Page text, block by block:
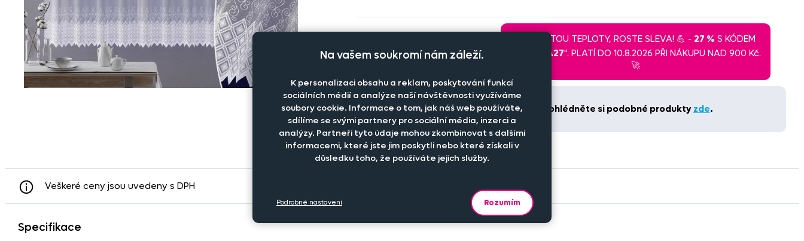
nákupunad 1 700 Kč
🌡️🌞 ROSTOU TEPLOTY, ROSTE SLEVA! 💪 -27 % S KÓDEM
27SLEVA27". PLATÍ DO 10.8.2026 PŘI NÁKUPU NAD 900 Kč.
🚀
Toto zboží nadále není možné koupit. Prohlédněte si podobné produkty zde.
Veškeré ceny jsou uvedeny s DPH
Specifikace
Na vašem soukromí nám záleží.
K personalizaci obsahu a reklam, poskytování funkcí
sociálních médií a analýze naší návštěvnosti využíváme
soubory cookie. Informace o tom, jak náš web používáte,
sdílíme se svými partnery pro sociální média, inzerci a
analýzy. Partneři tyto údaje mohou zkombinovat s dalšími
informacemi, které jste jim poskytli nebo které získali v
důsledku toho, že používáte jejich služby.
Rozumím
Podrobné nastavení